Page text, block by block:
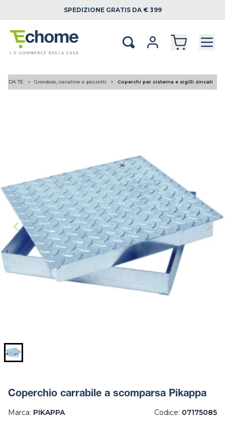
SPEDIZIONE GRATIS DA € 399
DA TE Grondaie, canaline e pozzetti Coperchi per cisterna e sigilli zincati
Coperchio carrabile a scomparsa Pikappa
Marca: PIKAPPA Codice: 07175085